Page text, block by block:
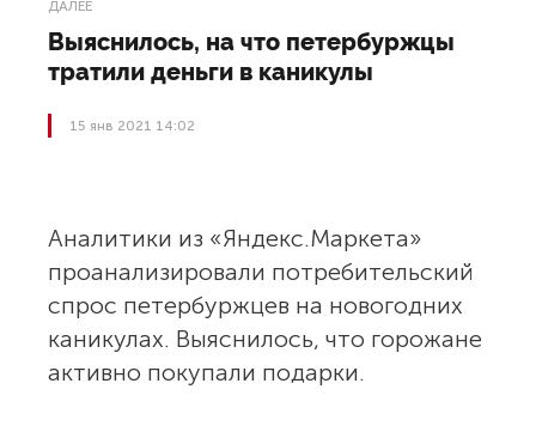
ДАЛЕЕ
Выяснилось, на что петербуржцы
тратили деньги в каникулы
15 янв 2021 14:02
Аналитики из «Яндекс.Маркета»
проанализировали потребительский
спрос петербуржцев на новогодних
каникулах. Выяснилось, что горожане
активно покупали подарки.